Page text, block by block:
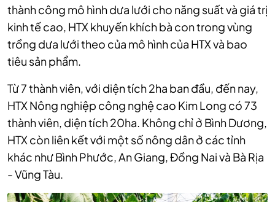
thành công mô hình dưa lưới cho năng suất và giá trị
kinh tế cao, HTX khuyến khích bà con trong vùng
trồng dưa lưới theo của mô hình của HTX và bao
tiêu sản phẩm.
Từ 7 thành viên, với diện tích 2ha ban đầu, đến nay,
HTX Nông nghiệp công nghệ cao Kim Long có 73
thành viên, diện tích 20ha. Không chỉ ở Bình Dương,
HTX còn liên kết với một số nông dân ở các tỉnh
khác như Bình Phước, An Giang, Đồng Nai và Bà Rịa
- Vũng Tàu.